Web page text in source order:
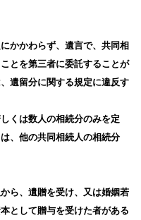
かかわらず、遺言で、共同相
とを第三者に委託することが
遺留分に関する規定に違反す
くは数人の相続分のみを定
、他の共同相続人の相続分
ら、遺贈を受け、又は婚姻若
として贈与を受けた者がある